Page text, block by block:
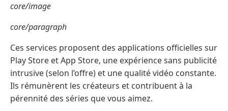
core/image
core/paragraph
Ces services proposent des applications officielles sur
Play Store et App Store, une expérience sans publicité
intrusive (selon l’offre) et une qualité vidéo constante.
Ils rémunèrent les créateurs et contribuent à la
pérennité des séries que vous aimez.